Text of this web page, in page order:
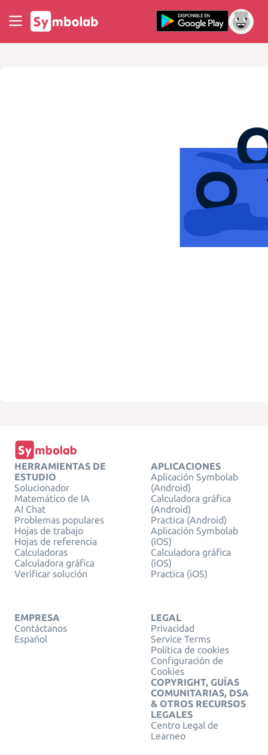
HERRAMIENTAS DE
ESTUDIO
Solucionador
Matemático de IA
AI Chat
Problemas populares
Hojas de trabajo
Hojas de referencia
Calculadoras
Calculadora gráfica
Verificar solución
APLICACIONES
Aplicación Symbolab
(Android)
Calculadora gráfica
(Android)
Practica (Android)
Aplicación Symbolab
(iOS)
Calculadora gráfica
(iOS)
Practica (iOS)
EMPRESA
Contáctanos
Español
LEGAL
Privacidad
Service Terms
Política de cookies
Configuración de
Cookies
COPYRIGHT, GUÍAS
COMUNITARIAS, DSA
& OTROS RECURSOS
LEGALES
Centro Legal de
Learneo